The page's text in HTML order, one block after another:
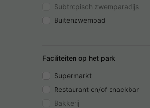
Subtropisch zwemparadijs
Buitenzwembad
Faciliteiten op het park
Supermarkt
Restaurant en/of snackbar
Bakkerij